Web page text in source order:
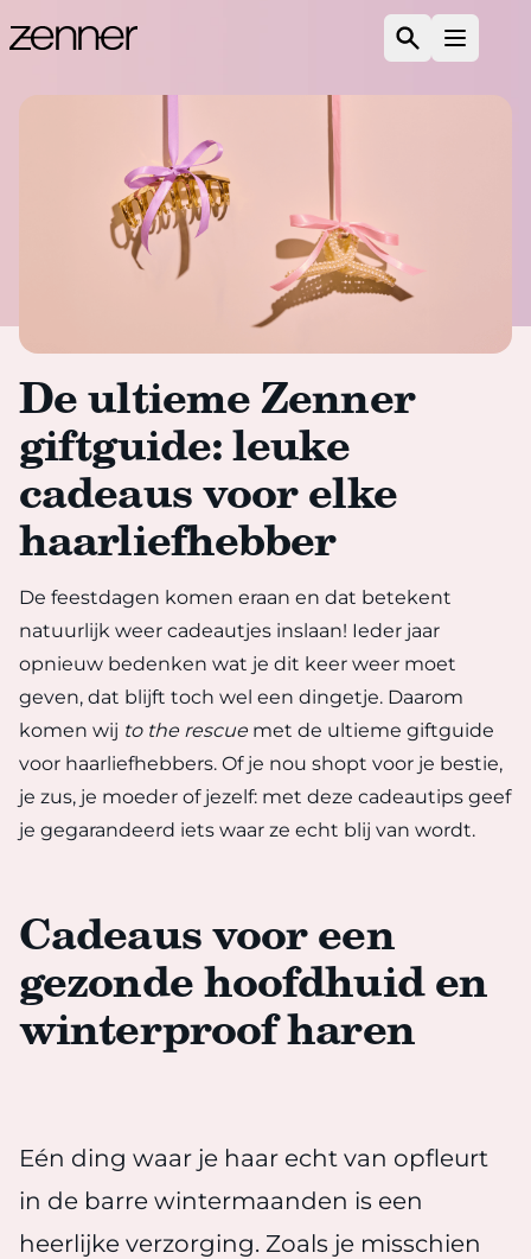
ZoekenOpen
De ultieme Zenner
giftguide: leuke
cadeaus voor elke
haarliefhebber
De feestdagen komen eraan en dat betekent
natuurlijk weer cadeautjes inslaan! Ieder jaar
opnieuw bedenken wat je dit keer weer moet
geven, dat blijft toch wel een dingetje. Daarom
komen wij to the rescuemet de ultieme giftguide
voor haarliefhebbers. Of je nou shopt voor je bestie,
je zus, je moeder of jezelf: met deze cadeautips geef
je gegarandeerd iets waar ze echt blij van wordt.
Cadeaus voor een
gezonde hoofdhuid en
winterproof haren
Eén ding waar je haar echt van opfleurt
in de barre wintermaanden is een
heerlijke verzorging. Zoals je misschien